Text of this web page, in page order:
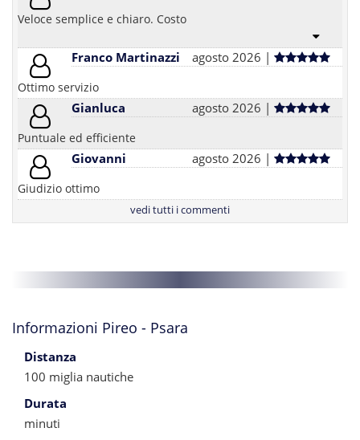
Veloce semplice e chiaro. Costo
Franco Martinazzi agosto 2026 |
Ottimo servizio
Gianluca agosto 2026 |
Puntuale ed efficiente
Giovanni agosto 2026 |
Giudizio ottimo
vedi tutti i commenti
Informazioni Pireo - Psara
Distanza
100 miglia nautiche
Durata
minuti